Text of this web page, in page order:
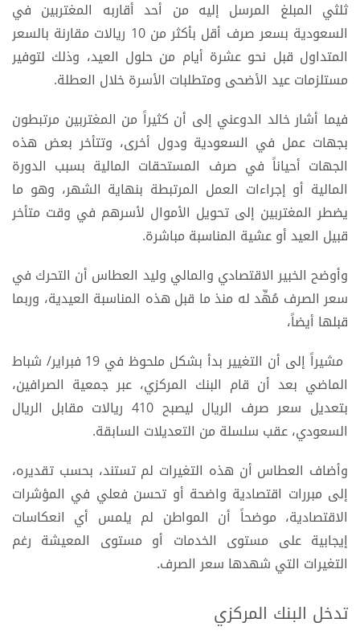
ثلثي المبلغ المرسل إليه من أحد أقاربه المغتربين في
السعودية بسعر صرف أقل بأكثر من 10 ريالات مقارنة بالسعر
المتداول قبل نحو عشرة أيام من حلول العيد، وذلك لتوفير
مستلزمات عيد الأضحى ومتطلبات الأسرة خلال العطلة.
فيما أشار خالد الدوعني إلى أن كثيراً من المغتربين مرتبطون
بجهات عمل في السعودية ودول أخرى، وتتأخر بعض هذه
الجهات أحياناً في صرف المستحقات المالية بسبب الدورة
المالية أو إجراءات العمل المرتبطة بنهاية الشهر، وهو ما
يضطر المغتربين إلى تحويل الأموال لأسرهم في وقت متأخر
قبيل العيد أو عشية المناسبة مباشرة.
وأوضح الخبير الاقتصادي والمالي وليد العطاس أن التحرك في
سعر الصرف مُهِّد له منذ ما قبل هذه المناسبة العيدية، وربما
قبلها أيضاً،
مشيراً إلى أن التغيير بدأ بشكل ملحوظ في 19 فبراير/ شباط
الماضي بعد أن قام البنك المركزي، عبر جمعية الصرافين،
بتعديل سعر صرف الريال ليصبح 410 ريالات مقابل الريال
السعودي، عقب سلسلة من التعديلات السابقة.
وأضاف العطاس أن هذه التغيرات لم تستند، بحسب تقديره،
إلى مبررات اقتصادية واضحة أو تحسن فعلي في المؤشرات
الاقتصادية، موضحاً أن المواطن لم يلمس أي انعكاسات
إيجابية على مستوى الخدمات أو مستوى المعيشة رغم
التغيرات التي شهدها سعر الصرف.
تدخل البنك المركزي